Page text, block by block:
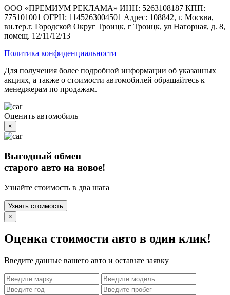
ООО «ПРЕМИУМ РЕКЛАМА» ИНН: 5263108187 КПП:
775101001 ОГРН: 1145263004501 Адрес: 108842, г. Москва,
вн.тер.г. Городской Округ Троицк, г Троицк, ул Нагорная, д. 8,
помещ. 12/11/12/13
Политика конфиденциальности
Для получения более подробной информации об указанных
акциях, а также о стоимости автомобилей обращайтесь к
менеджерам по продажам.
Оценить автомобиль
×
Выгодный обмен
старого авто на новое!
Узнайте стоимость в два шага
Узнать стоимость
×
Оценка стоимости авто в один клик!
Введите данные вашего авто и оставьте заявку